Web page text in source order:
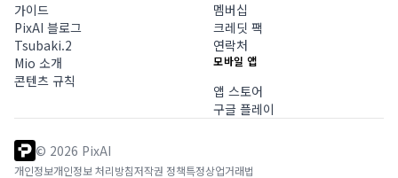
가이드
PixAI 블로그
Tsubaki.2
Mio 소개
콘텐츠 규칙
멤버십
크레딧 팩
연락처
모바일 앱
앱 스토어
구글 플레이
© 2026 PixAI
개인정보개인정보 처리방침저작권 정책특정상업거래법